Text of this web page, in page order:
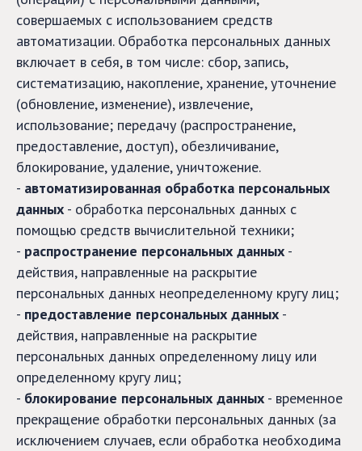
совершаемых с использованием средств
автоматизации. Обработка персональных данных
включает в себя, в том числе: сбор, запись,
систематизацию, накопление, хранение, уточнение
(обновление, изменение), извлечение,
использование; передачу (распространение,
предоставление, доступ), обезличивание,
блокирование, удаление, уничтожение.
- автоматизированная обработка персональных
данных - обработка персональных данных с
помощью средств вычислительной техники;
- распространение персональных данных -
действия, направленные на раскрытие
персональных данных неопределенному кругу лиц;
- предоставление персональных данных -
действия, направленные на раскрытие
персональных данных определенному лицу или
определенному кругу лиц;
- блокирование персональных данных - временное
прекращение обработки персональных данных (за
исключением случаев, если обработка необходима